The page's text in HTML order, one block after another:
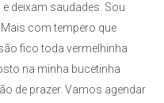
deixam saudades. Sou
com tempero que
fico toda vermelhinha
na minha bucetinha
de prazer. Vamos agendar